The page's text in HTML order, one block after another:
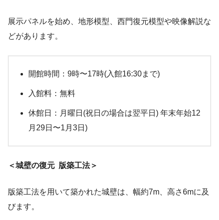
展示パネルを始め、地形模型、西門復元模型や映像解説な
どがあります。
開館時間：9時〜17時(入館16:30まで)
入館料：無料
休館日：月曜日(祝日の場合は翌平日) 年末年始12
月29日〜1月3日)
＜城壁の復元 版築工法＞
版築工法を用いて築かれた城壁は、幅約7m、高さ6mに及
びます。